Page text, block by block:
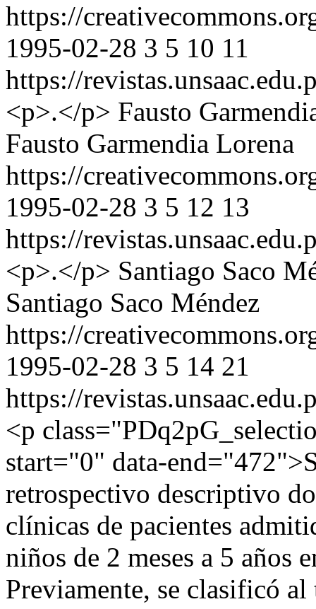
https://
1995-02-28 3 5 10 11
https://
<p>.</p> Fausto
Fausto Garmendia Lorena
https://
1995-02-28 3 5 12 13
https://
<p>.</p> Santiago Saco
Santiago Saco Méndez
https://
1995-02-28 3 5 14 21
https://
<p
start="0" data-
retrospectivo descriptivo
clínicas de pacientes
niños de 2 meses a 5 años
Previamente, se clasificó